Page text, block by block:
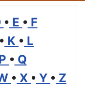
• E • F
• K • L
• Q
• X • Y • Z